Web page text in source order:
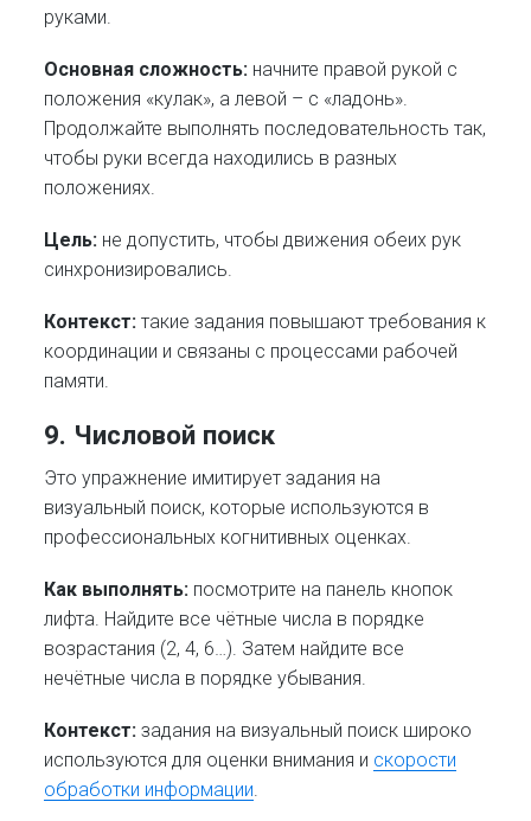
руками.
Основная сложность: начните правой рукой с
положения «кулак», а левой – с «ладонь».
Продолжайте выполнять последовательность так,
чтобы руки всегда находились в разных
положениях.
Цель: не допустить, чтобы движения обеих рук
синхронизировались.
Контекст:такие задания повышают требования к
координации и связаны с процессами рабочей
памяти.
9. Числовой поиск
Это упражнение имитирует задания на
визуальный поиск, которые используются в
профессиональных когнитивных оценках.
Как выполнять: посмотрите на панель кнопок
лифта. Найдите все чётные числа в порядке
возрастания (2, 4, 6…). Затем найдите все
нечётные числа в порядке убывания.
Контекст:задания на визуальный поиск широко
используются для оценки внимания и скорости
обработки информации.